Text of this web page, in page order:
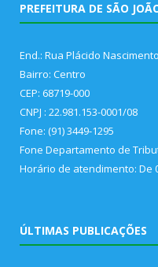
PREFEITURA DE SÃO
End.: Rua Plácido
Bairro: Centro
CEP: 68719-000
CNPJ : 22.981.153-0001/08
Fone: (91) 3449-1295
Fone Departamento de
Horário de atendimento: De
ÚLTIMAS PUBLICAÇÕES